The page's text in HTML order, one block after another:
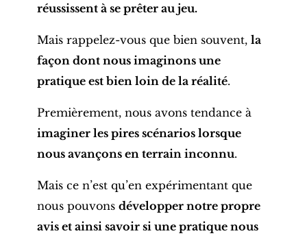
réussissent à se prêter au jeu.
Mais rappelez-vous que bien souvent, la
façon dont nous imaginons une
pratique est bien loin de la réalité.
Premièrement, nous avons tendance à
imaginer les pires scénarios lorsque
nous avançons en terrain inconnu.
Mais ce n’est qu’en expérimentant que
nous pouvons développer notre propre
avis et ainsi savoir si une pratique nous